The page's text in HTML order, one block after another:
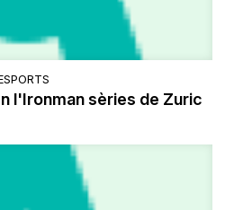
l'Ironman sèries de Zuric